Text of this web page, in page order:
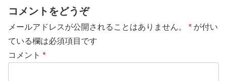
コメントをどうぞ
メールアドレスが公開されることはありません。 * が付い
ている欄は必須項目です
コメント *